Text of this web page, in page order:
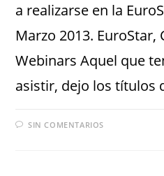
a realizarse en la
Marzo 2013. EuroStar,
Webinars Aquel que
asistir, dejo los títulos
SIN COMENTARIOS